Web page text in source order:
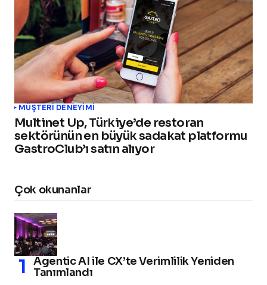
MÜŞTERI DENEYIMI
Multinet Up, Türkiye’de restoran
sektörünün en büyük sadakat platformu
GastroClub’ı satın alıyor
Çok okunanlar
Agentic AI ile CX’te Verimlilik Yeniden
Tanımlandı